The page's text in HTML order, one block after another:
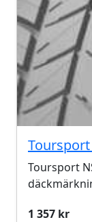
Toursport
Toursport
1 357 kr